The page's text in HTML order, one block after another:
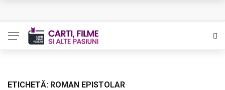
The Man Who Sold Air in the Holy Land – Generatia care
Queer – Un Burroughs sentimental
ETICHETĂ: ROMAN EPISTOLAR